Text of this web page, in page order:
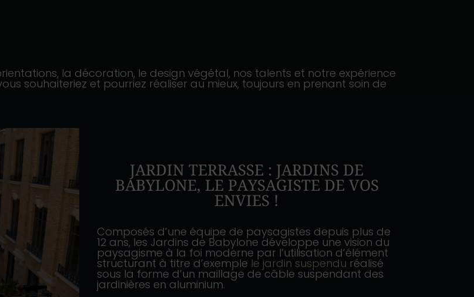
la décoration, le design végétal, nos talents et notre expérience
souhaiteriez et pourriez réaliser au mieux, toujours en prenant soin de
JARDIN TERRASSE : JARDINS DE
BABYLONE, LE PAYSAGISTE DE VOS
ENVIES !
Composés d’une équipe de paysagistes depuis plus de
12 ans, les Jardins de Babylone développe une vision du
paysagisme à la foi moderne par l’utilisation d’élément
structurant à titre d’exemple le jardin suspendu réalisé
sous la forme d’un maillage de câble suspendant des
jardinières en aluminium.